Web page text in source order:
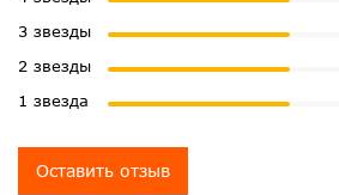
3 звезды
2 звезды
1 звезда
Оставить отзыв